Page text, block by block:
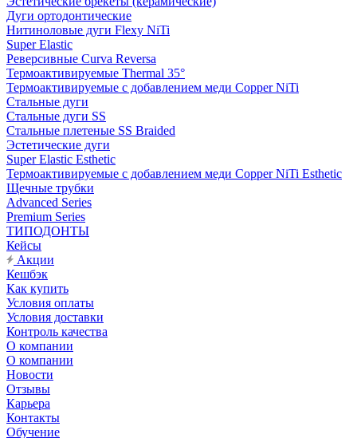
Дуги ортодонтические
Нитиноловые дуги Flexy NiTi
Super Elastic
Реверсивные Curva Reversa
Термоактивируемые Thermal 35°
Термоактивируемые с добавлением меди Copper NiTi
Стальные дуги
Стальные дуги SS
Стальные плетеные SS Braided
Эстетические дуги
Super Elastic Esthetic
Термоактивируемые с добавлением меди Copper NiTi Esthetic
Щечные трубки
Advanced Series
Premium Series
ТИПОДОНТЫ
Кейсы
Акции
Кешбэк
Как купить
Условия оплаты
Условия доставки
Контроль качества
О компании
О компании
Новости
Отзывы
Карьера
Контакты
Обучение